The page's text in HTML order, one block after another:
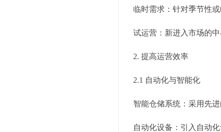
临时需求：针对季节性
试运营：新进入市场的
2. 提高运营效率
2.1 自动化与智能化
智能仓储系统：采用先
自动化设备：引入自动